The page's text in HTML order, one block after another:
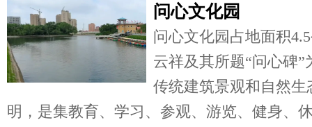
问心文化园
问心文化园占地面积
云祥及其所题“问心碑
传统建筑景观和自然
明，是集教育、学习、参观、游览、健身、